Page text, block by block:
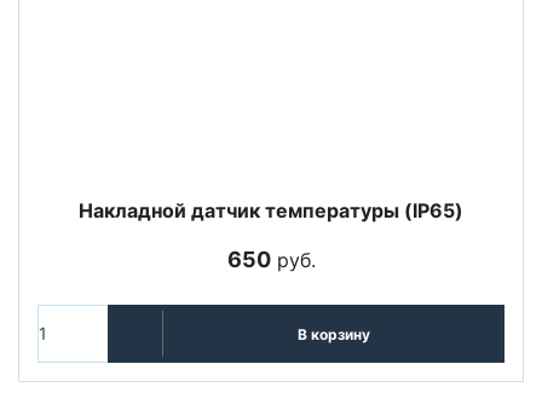
Накладной датчик температуры (IP65)
650руб.
В корзину